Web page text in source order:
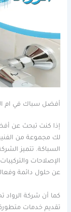
أفضل سباك في ام
إذا كنت تبحث عن
لك مجموعة من
السباكة. تتميز
الإصلاحات
عن حلول دائمة
كما أن شركة
تقديم خدمات